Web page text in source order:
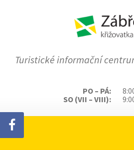
Turistické informační
PO – PÁ:
SO (VII – VIII):